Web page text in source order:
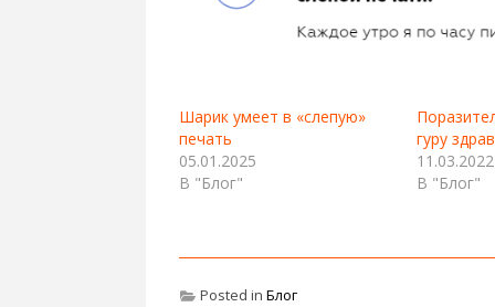
Шарик умеет в «слепую»
печать
05.01.2025
В "Блог"
гуру
11.03.2022
В "Блог"
Posted in Блог